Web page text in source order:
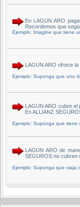
En LAGUN ARO
Recordemos que
Ejemplo: Imagine que tiene
LAGUN ARO ofrece
Ejemplo: Suponga que uno
LAGUN ARO cubre
En ALLIANZ
Ejemplo: Suponga que tiene
LAGUN ARO de
SEGUROS no cubren
Ejemplo: Suponga que viaja